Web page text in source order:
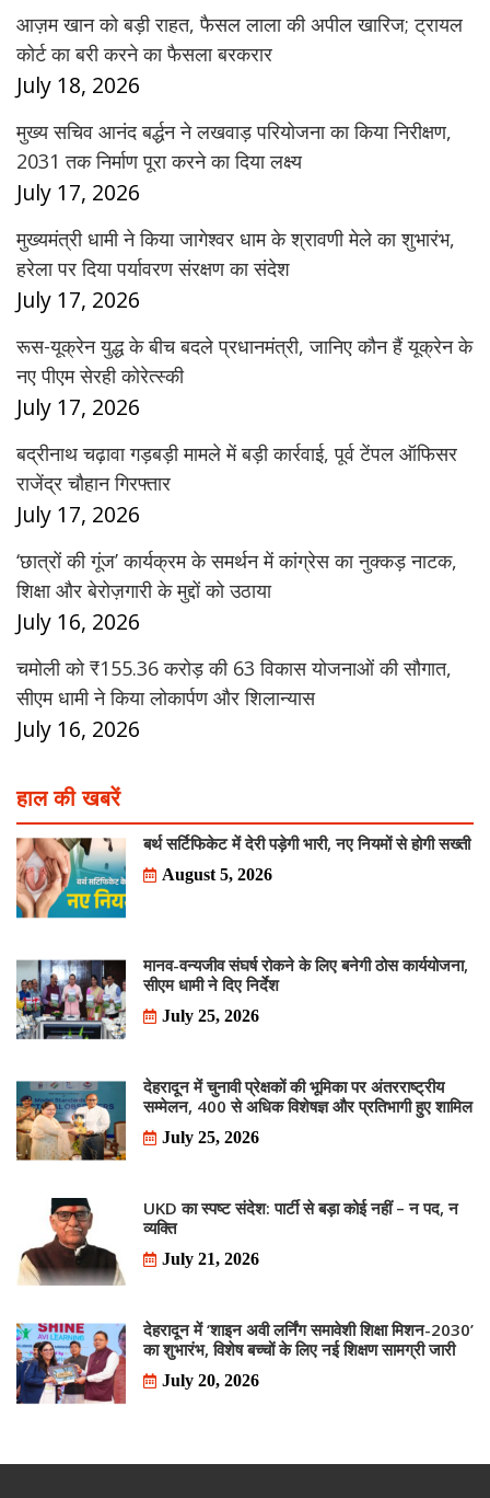
आज़म खान को बड़ी राहत, फैसल लाला की अपील खारिज; ट्रायल
कोर्ट का बरी करने का फैसला बरकरार
July 18, 2026
मुख्य सचिव आनंद बर्द्धन ने लखवाड़ परियोजना का किया निरीक्षण,
2031 तक निर्माण पूरा करने का दिया लक्ष्य
July 17, 2026
मुख्यमंत्री धामी ने किया जागेश्वर धाम के श्रावणी मेले का शुभारंभ,
हरेला पर दिया पर्यावरण संरक्षण का संदेश
July 17, 2026
रूस-यूक्रेन युद्ध के बीच बदले प्रधानमंत्री, जानिए कौन हैं यूक्रेन के
नए पीएम सेरही कोरेत्स्की
July 17, 2026
बद्रीनाथ चढ़ावा गड़बड़ी मामले में बड़ी कार्रवाई, पूर्व टेंपल ऑफिसर
राजेंद्र चौहान गिरफ्तार
July 17, 2026
‘छात्रों की गूंज’ कार्यक्रम के समर्थन में कांग्रेस का नुक्कड़ नाटक,
शिक्षा और बेरोज़गारी के मुद्दों को उठाया
July 16, 2026
चमोली को ₹155.36 करोड़ की 63 विकास योजनाओं की सौगात,
सीएम धामी ने किया लोकार्पण और शिलान्यास
July 16, 2026
हाल की खबरें
बर्थ सर्टिफिकेट में देरी पड़ेगी भारी, नए नियमों से होगी सख्ती
August 5, 2026
मानव-वन्यजीव संघर्ष रोकने के लिए बनेगी ठोस कार्ययोजना,
सीएम धामी ने दिए निर्देश
July 25, 2026
देहरादून में चुनावी प्रेक्षकों की भूमिका पर अंतरराष्ट्रीय
सम्मेलन, 400 से अधिक विशेषज्ञ और प्रतिभागी हुए शामिल
July 25, 2026
UKD का स्पष्ट संदेश: पार्टी से बड़ा कोई नहीं – न पद, न
व्यक्ति
July 21, 2026
देहरादून में ‘शाइन अवी लर्निंग समावेशी शिक्षा मिशन-2030’
का शुभारंभ, विशेष बच्चों के लिए नई शिक्षण सामग्री जारी
July 20, 2026